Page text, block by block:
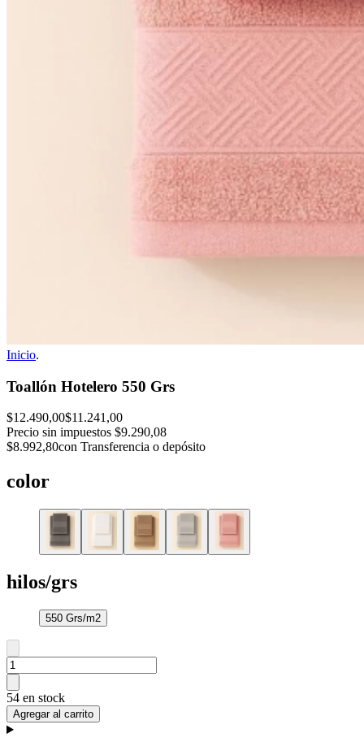
Inicio.
Toallón Hotelero 550 Grs
$12.490,00$11.241,00
Precio sin impuestos $9.290,08
$8.992,80con Transferencia o depósito
color
hilos/grs
550 Grs/m2
54 en stock
Agregar al carrito